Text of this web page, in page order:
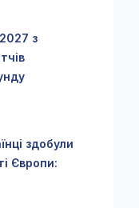
з
здобули
Європи: